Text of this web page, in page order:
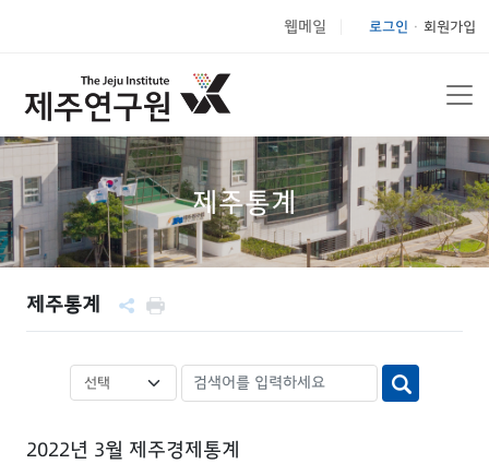
웹메일 로그인 회원가입
제주통계
제주통계
2022년 3월 제주경제통계